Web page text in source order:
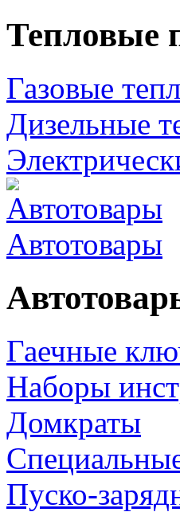
Тепловые
Газовые
Дизельные
Автотовары
Гаечные
Наборы
Домкраты
Пуско-